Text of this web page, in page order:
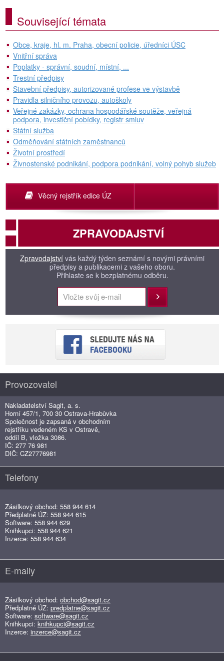
Související témata
Obce, kraje, hl. m. Praha, obecní policie, úředníci ÚSC
Vnitřní správa
Poplatky - správní, soudní, místní, ...
Trestní předpisy
Stavební předpisy, autorizované profese ve výstavbě
Pravidla silničního provozu, autoškoly
Veřejné zakázky, ochrana hospodářské soutěže, veřejná
podpora, investiční pobídky, registr smluv
Státní služba
Odměňování státních zaměstnanců
Životní prostředí
Živnostenské podnikání, podpora podnikání, volný pohyb služeb
Věcný rejstřík edice ÚZ
ZPRAVODAJSTVÍ
Zpravodajství vás každý týden seznámí s novými právními
předpisy a publikacemi z vašeho oboru.
Přihlaste se k bezplatnému odběru.
Přihlásit
Provozovatel
Nakladatelství Sagit, a. s.
Horní 457/1, 700 30 Ostrava-Hrabůvka
Společnost je zapsaná v obchodním
rejstříku vedeném KS v Ostravě,
oddíl B, vložka 3086.
IČ: 277 76 981
DIČ: CZ27776981
Telefony
Zásilkový obchod: 558 944 614
Předplatné ÚZ: 558 944 615
Software: 558 944 629
Knihkupci: 558 944 621
Inzerce: 558 944 634
E-maily
Zásilkový obchod: obchod@sagit.cz
Předplatné ÚZ: predplatne@sagit.cz
Software: software@sagit.cz
Knihkupci: knihkupci@sagit.cz
Inzerce: inzerce@sagit.cz